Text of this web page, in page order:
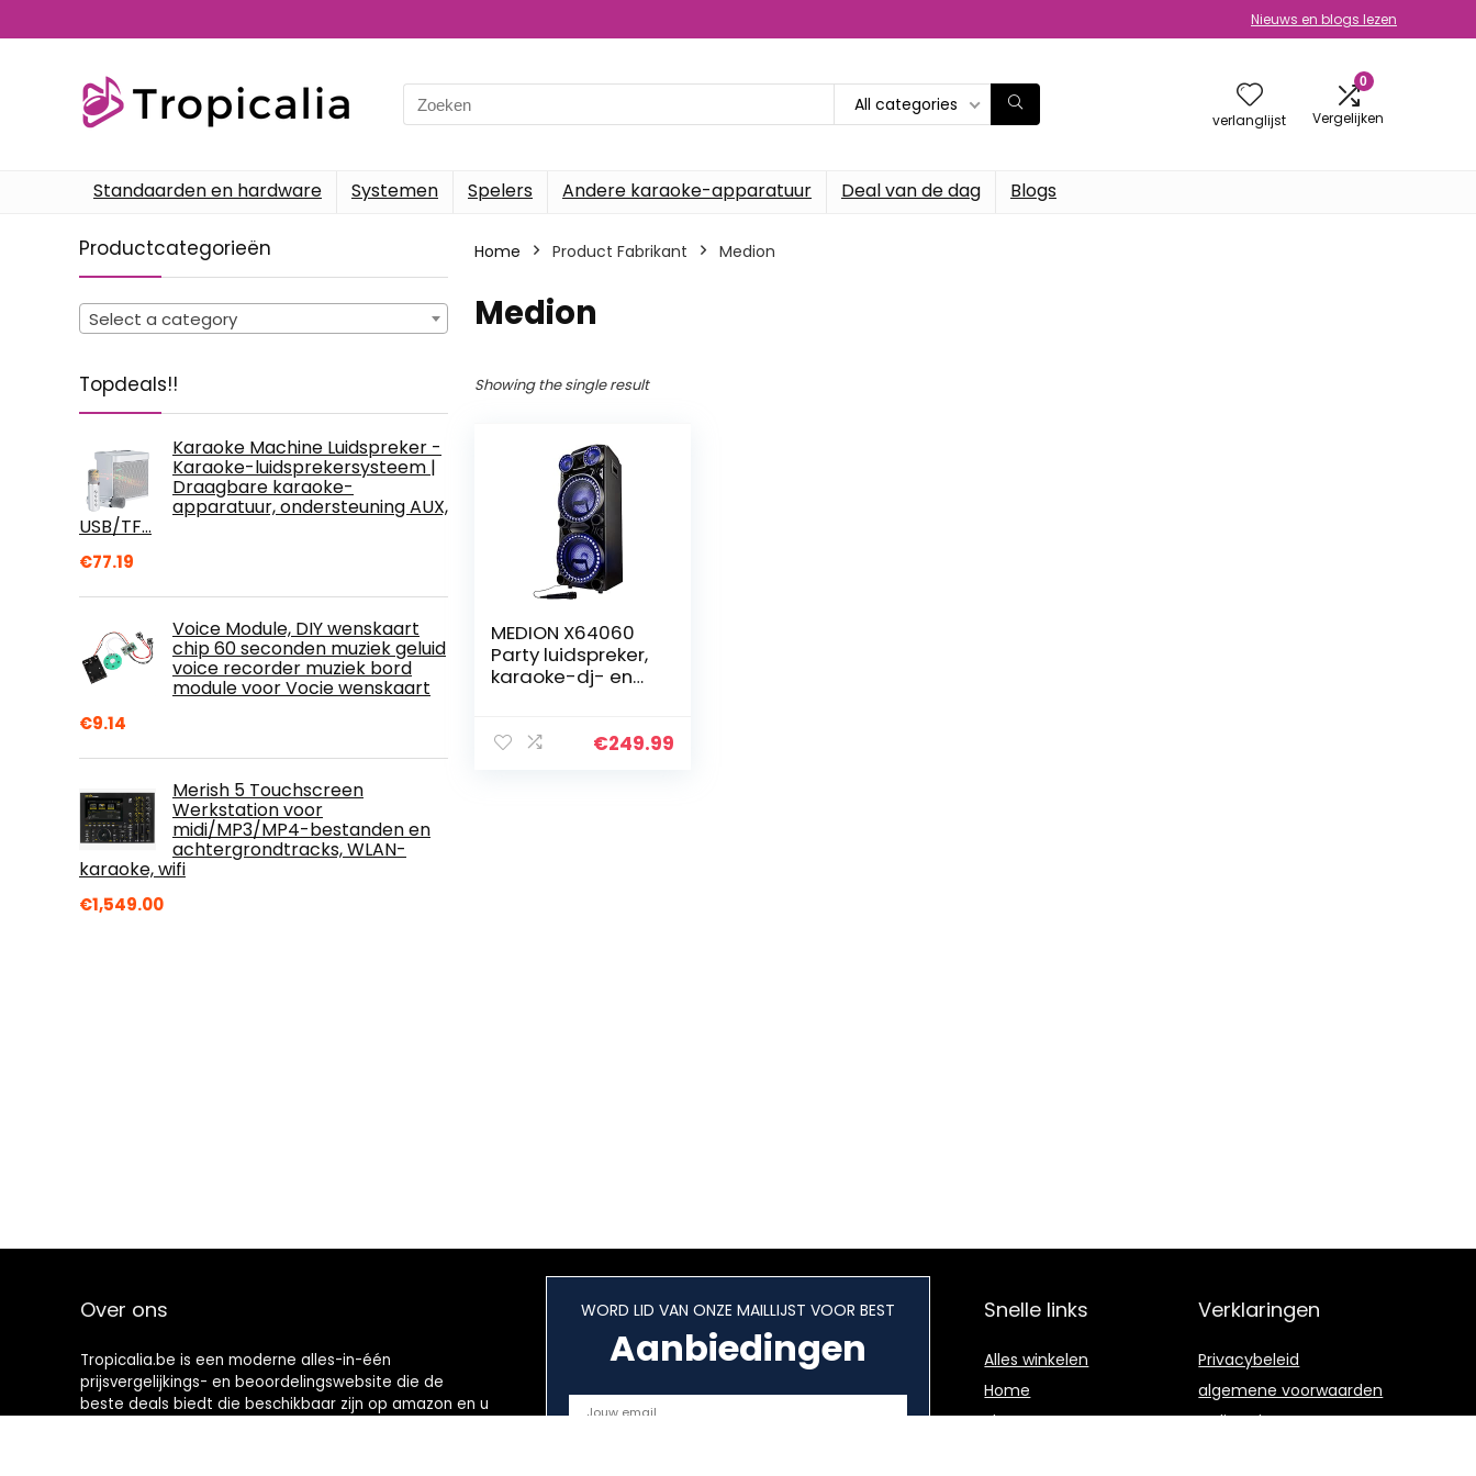
Nieuws en blogs lezen
Search
for:
All categories
verlanglijst
0
Vergelijken
Standaarden en hardware Systemen Spelers Andere karaoke-apparatuur Deal van de dag Blogs
Productcategorieën
Select a category
Topdeals!!
Karaoke Machine Luidspreker -
Karaoke-luidsprekersysteem |
Draagbare karaoke-
apparatuur, ondersteuning AUX,
USB/TF…
€77.19
Voice Module, DIY wenskaart
chip 60 seconden muziek geluid
voice recorder muziek bord
module voor Vocie wenskaart
€9.14
Merish 5 Touchscreen
Werkstation voor
midi/MP3/MP4-bestanden en
achtergrondtracks, WLAN-
karaoke, wifi
€1,549.00
Home Product Fabrikant ‎Medion
‎Medion
Showing the single result
MEDION X64060
Party luidspreker,
karaoke-dj- en
USB, AUX,
€249.99
Over ons
Tropicalia.be is een moderne alles-in-één
prijsvergelijkings- en beoordelingswebsite die de
beste deals biedt die beschikbaar zijn op amazon en u
WORD LID VAN ONZE MAILLIJST VOOR BEST
Aanbiedingen
Snelle links
Alles winkelen
Home
Blogs
Verklaringen
Privacybeleid
algemene voorwaarden
Gelieerde